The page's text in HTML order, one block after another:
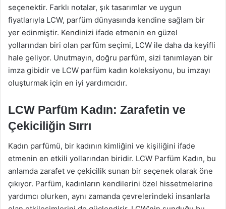
seçenektir. Farklı notalar, şık tasarımlar ve uygun
fiyatlarıyla LCW, parfüm dünyasında kendine sağlam bir
yer edinmiştir. Kendinizi ifade etmenin en güzel
yollarından biri olan parfüm seçimi, LCW ile daha da keyifli
hale geliyor. Unutmayın, doğru parfüm, sizi tanımlayan bir
imza gibidir ve LCW parfüm kadın koleksiyonu, bu imzayı
oluşturmak için en iyi yardımcıdır.
LCW Parfüm Kadın: Zarafetin ve
Çekiciliğin Sırrı
Kadın parfümü, bir kadının kimliğini ve kişiliğini ifade
etmenin en etkili yollarından biridir. LCW Parfüm Kadın, bu
anlamda zarafet ve çekicilik sunan bir seçenek olarak öne
çıkıyor. Parfüm, kadınların kendilerini özel hissetmelerine
yardımcı olurken, aynı zamanda çevrelerindeki insanlarla